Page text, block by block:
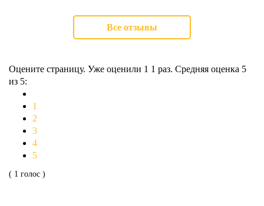
Все отзывы
Оцените страницу. Уже оценили 1 1 раз. Средняя оценка 5
из 5:
1
2
3
4
5
( 1 голос )